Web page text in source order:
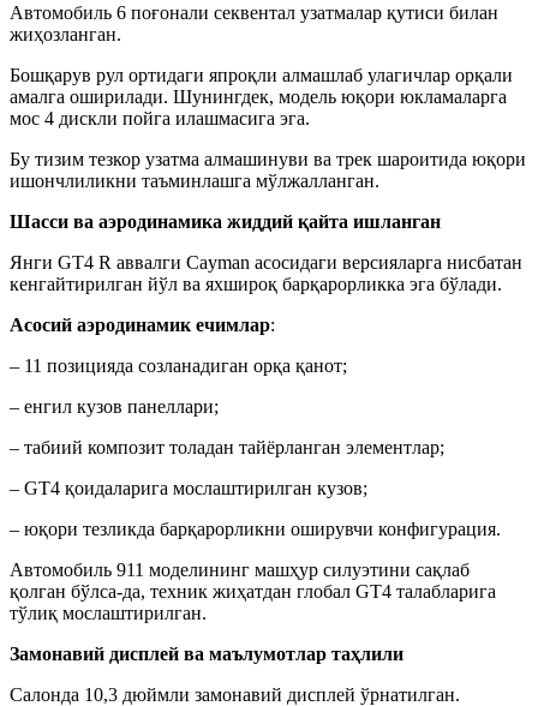
Автомобиль 6 поғонали секвентал узатмалар қутиси билан
жиҳозланган.
Бошқарув рул ортидаги япроқли алмашлаб улагичлар орқали
амалга оширилади. Шунингдек, модель юқори юкламаларга
мос 4 дискли пойга илашмасига эга.
Бу тизим тезкор узатма алмашинуви ва трек шароитида юқори
ишончлиликни таъминлашга мўлжалланган.
Шасси ва аэродинамика жиддий қайта ишланган
Янги GT4 R аввалги Cayman асосидаги версияларга нисбатан
кенгайтирилган йўл ва яхшироқ барқарорликка эга бўлади.
Асосий аэродинамик ечимлар:
– 11 позицияда созланадиган орқа қанот;
– енгил кузов панеллари;
– табиий композит толадан тайёрланган элементлар;
– GT4 қоидаларига мослаштирилган кузов;
– юқори тезликда барқарорликни оширувчи конфигурация.
Автомобиль 911 моделининг машҳур силуэтини сақлаб
қолган бўлса-да, техник жиҳатдан глобал GT4 талабларига
тўлиқ мослаштирилган.
Замонавий дисплей ва маълумотлар таҳлили
Салонда 10,3 дюймли замонавий дисплей ўрнатилган.